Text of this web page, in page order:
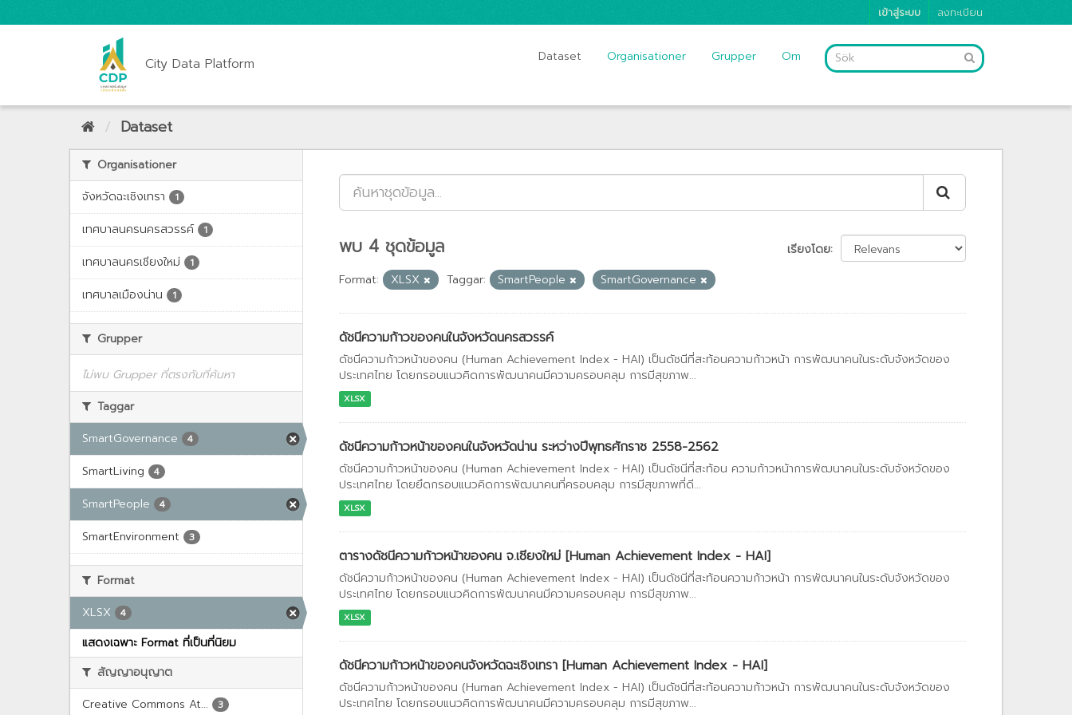
เข้าสู่ระบบ ลงทะเบียน
City Data Platform Dataset Organisationer Grupper Om
Dataset
Organisationer
จังหวัดฉะเชิงเทรา
1
เทศบาลนครนครสวรรค์ 1
เทศบาลนครเชียงใหม่ 1
เทศบาลเมืองน่าน 1
Grupper
ไม่พบ Grupper ที่ตรงกับที่ค้นหา
Taggar
SmartGovernance
4
SmartLiving 4
SmartPeople 4
SmartEnvironment 3
Format
XLSX
4
แสดงเฉพาะ Format ที่เป็นที่นิยม
สัญญาอนุญาต
Creative Commons At...
3
เรียงโดย
พบ 4 ชุดข้อมูล
Format: XLSX Taggar: SmartPeople SmartGovernance
ดัชนีความก้าวของคนในจังหวัดนครสวรรค์
ดัชนีความก้าวหน้าของคน (Human Achievement Index - HAI) เป็นดัชนีที่สะท้อนความก้าวหน้า การพัฒนาคนในระดับจังหวัดของ
ประเทศไทย โดยกรอบแนวคิดการพัฒนาคนมีความครอบคลุม การมีสุขภาพ...
XLSX
ดัชนีความก้าวหน้าของคนในจังหวัดน่าน ระหว่างปีพุทธศักราช 2558-2562
ดัชนีความก้าวหน้าของคน (Human Achievement Index - HAI) เป็นดัชนีที่สะท้อน ความก้าวหน้าการพัฒนาคนในระดับจังหวัดของ
ประเทศไทย โดยยึดกรอบแนวคิดการพัฒนาคนที่ครอบคลุม การมีสุขภาพที่ดี...
XLSX
ตารางดัชนีความก้าวหน้าของคน จ.เชียงใหม่ [Human Achievement Index - HAI]
ดัชนีความก้าวหน้าของคน (Human Achievement Index - HAI) เป็นดัชนีที่สะท้อนความก้าวหน้า การพัฒนาคนในระดับจังหวัดของ
ประเทศไทย โดยกรอบแนวคิดการพัฒนาคนมีความครอบคลุม การมีสุขภาพ...
XLSX
ดัชนีความก้าวหน้าของคนจังหวัดฉะเชิงเทรา [Human Achievement Index - HAI]
ดัชนีความก้าวหน้าของคน (Human Achievement Index - HAI) เป็นดัชนีที่สะท้อนความก้าวหน้า การพัฒนาคนในระดับจังหวัดของ
ประเทศไทย โดยกรอบแนวคิดการพัฒนาคนมีความครอบคลุม การมีสุขภาพ...